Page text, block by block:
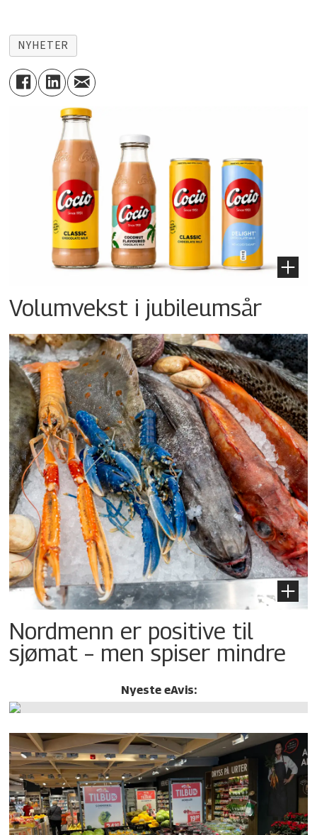
NYHETER
Volumvekst i jubileumsår
Nordmenn er positive til
sjømat – men spiser mindre
Nyeste eAvis: